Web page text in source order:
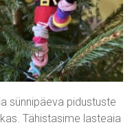
sünnipäeva pidustuste
Tähistasime lasteaia